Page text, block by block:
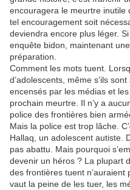
encouragera le meurtre inutile
tel encouragement soit
deviendra encore plus léger.
enquête bidon, maintenant
préparation.
Comment les mots tuent.
d’adolescents, même s’ils
encensés par les médias et
prochain meurtre. Il n’y a
police des frontières bien
Mais la police est trop lâche.
Hallaq, un adolescent autiste.
pas abattu. Mais pourquoi
devenir un héros ? La plupart
des frontières tuent
vaut la peine de les tuer, les